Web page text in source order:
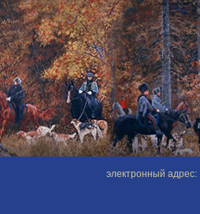
электронный адрес: